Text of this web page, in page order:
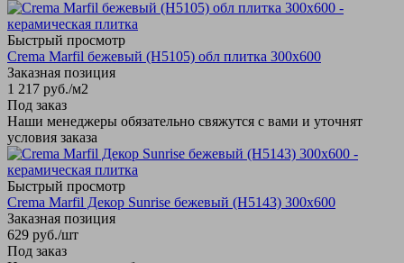
Быстрый просмотр
Crema Marfil бежевый (Н5105) обл плитка 300х600
Заказная позиция
1 217 руб./м2
Под заказ
Наши менеджеры обязательно свяжутся с вами и уточнят
условия заказа
Быстрый просмотр
Crema Marfil Декор Sunrise бежевый (Н5143) 300х600
Заказная позиция
629 руб./шт
Под заказ